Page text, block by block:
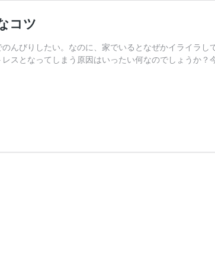
コツ
んびりしたい。なのに、家でいるとなぜかイライラ
スとなってしまう原因はいったい何なのでしょうか？